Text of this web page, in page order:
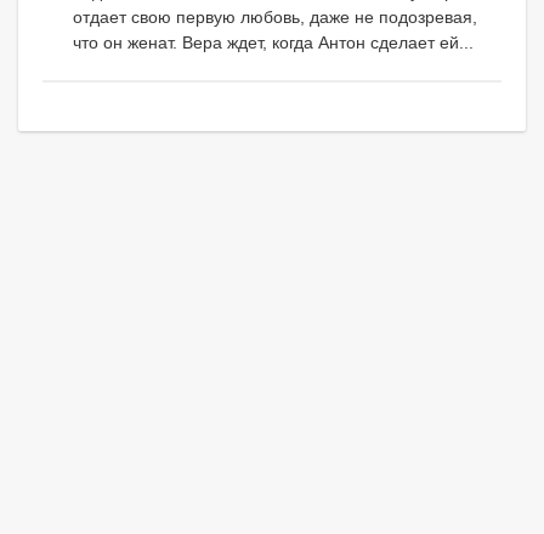
отдает свою первую любовь, даже не подозревая,
что он женат. Вера ждет, когда Антон сделает ей...